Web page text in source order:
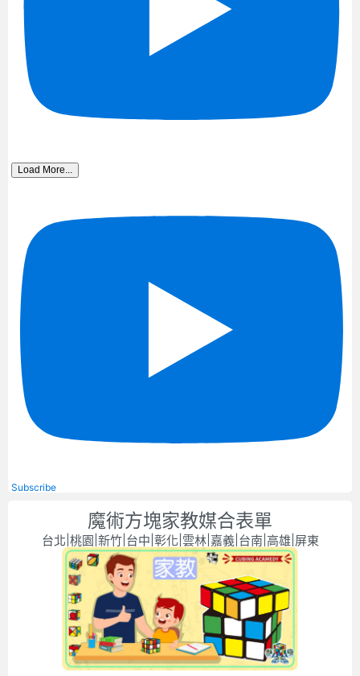
Load More...
Subscribe
魔術方塊家教媒合表單
台北|桃園|新竹|台中|彰化|雲林|嘉義|台南|高雄|屏東